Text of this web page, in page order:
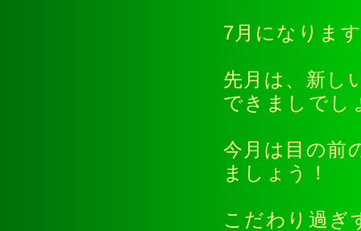
7月になりま
先月は、新し
できましでし
今月は目の前
ましょう！
こだわり過ぎ